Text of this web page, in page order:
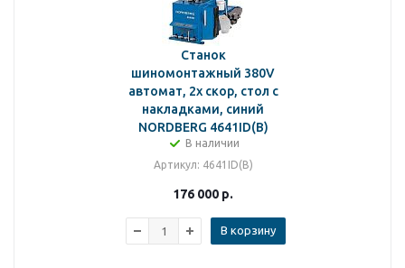
Станок
шиномонтажный 380V
автомат, 2х скор, стол с
накладками, синий
NORDBERG 4641ID(B)
В наличии
Артикул: 4641ID(B)
176 000 р.
В корзину